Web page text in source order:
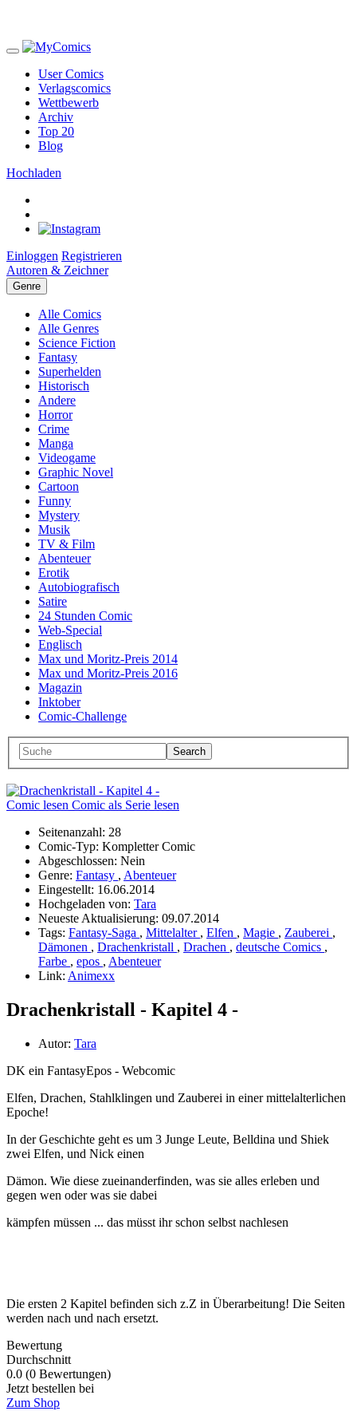
User Comics
Verlagscomics
Wettbewerb
Archiv
Top 20
Blog
Hochladen
Einloggen Registrieren
Autoren & Zeichner
Genre
Alle Comics
Alle Genres
Science Fiction
Fantasy
Superhelden
Historisch
Andere
Horror
Crime
Manga
Videogame
Graphic Novel
Cartoon
Funny
Mystery
Musik
TV & Film
Abenteuer
Erotik
Autobiografisch
Satire
24 Stunden Comic
Web-Special
Englisch
Max und Moritz-Preis 2014
Max und Moritz-Preis 2016
Magazin
Inktober
Comic-Challenge
Comic lesen Comic als Serie lesen
Seitenanzahl: 28
Comic-Typ: Kompletter Comic
Abgeschlossen: Nein
Genre: Fantasy , Abenteuer
Eingestellt: 16.06.2014
Hochgeladen von: Tara
Neueste Aktualisierung: 09.07.2014
Tags: Fantasy-Saga , Mittelalter , Elfen , Magie , Zauberei ,
Dämonen , Drachenkristall , Drachen , deutsche Comics ,
Farbe , epos , Abenteuer
Link: Animexx
Drachenkristall - Kapitel 4 -
Autor: Tara
DK ein FantasyEpos - Webcomic
Elfen, Drachen, Stahlklingen und Zauberei in einer mittelalterlichen
Epoche!
In der Geschichte geht es um 3 Junge Leute, Belldina und Shiek
zwei Elfen, und Nick einen
Dämon. Wie diese zueinanderfinden, was sie alles erleben und
gegen wen oder was sie dabei
kämpfen müssen ... das müsst ihr schon selbst nachlesen
Die ersten 2 Kapitel befinden sich z.Z in Überarbeitung! Die Seiten
werden nach und nach ersetzt.
Bewertung
Durchschnitt
0.0 (0 Bewertungen)
Jetzt bestellen bei
Zum Shop